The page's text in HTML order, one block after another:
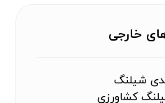
خارجی
شیلنگ
کشاورزی